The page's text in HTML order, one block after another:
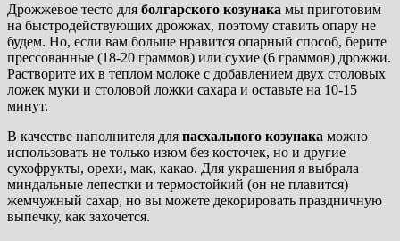
Дрожжевое тесто для болгарского козунака мы приготовим
на быстродействующих дрожжах, поэтому ставить опару не
будем. Но, если вам больше нравится опарный способ, берите
прессованные (18-20 граммов) или сухие (6 граммов) дрожжи.
Растворите их в теплом молоке с добавлением двух столовых
ложек муки и столовой ложки сахара и оставьте на 10-15
минут.
В качестве наполнителя для пасхального козунака можно
использовать не только изюм без косточек, но и другие
сухофрукты, орехи, мак, какао. Для украшения я выбрала
миндальные лепестки и термостойкий (он не плавится)
жемчужный сахар, но вы можете декорировать праздничную
выпечку, как захочется.